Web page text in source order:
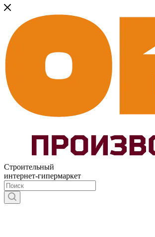
Строительный
интернет-гипермаркет